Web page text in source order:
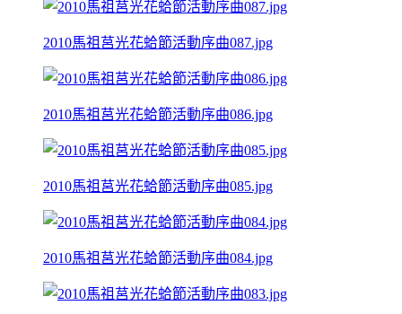
2010馬祖莒光花蛤節活動序曲087.jpg
2010馬祖莒光花蛤節活動序曲086.jpg
2010馬祖莒光花蛤節活動序曲085.jpg
2010馬祖莒光花蛤節活動序曲084.jpg